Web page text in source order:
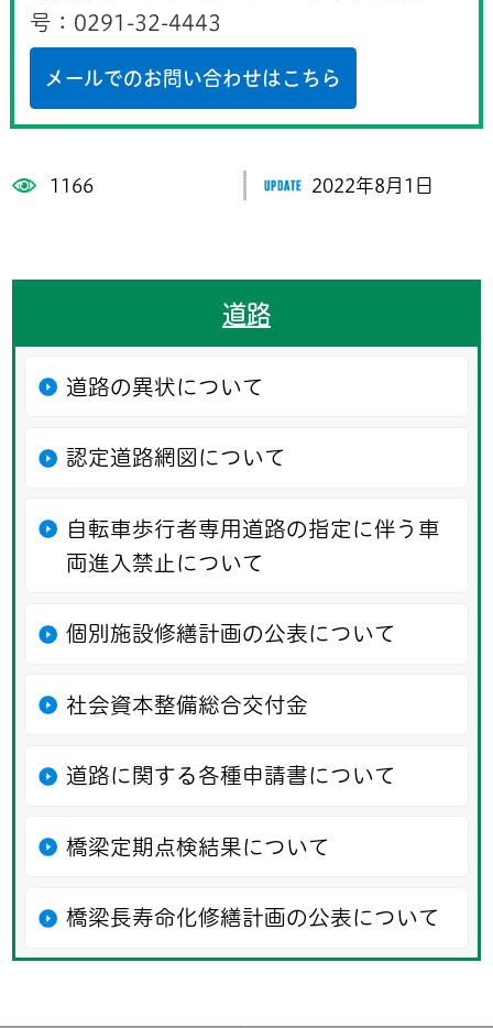
号：0291-32-4443
メールでのお問い合わせはこちら
1166 2022年8月1日
道路
道路の異状について
認定道路網図について
自転車歩行者専用道路の指定に伴う車
両進入禁止について
個別施設修繕計画の公表について
社会資本整備総合交付金
道路に関する各種申請書について
橋梁定期点検結果について
橋梁長寿命化修繕計画の公表について